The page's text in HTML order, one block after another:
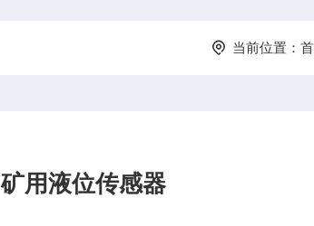
当前位置：
矿用液位传感器